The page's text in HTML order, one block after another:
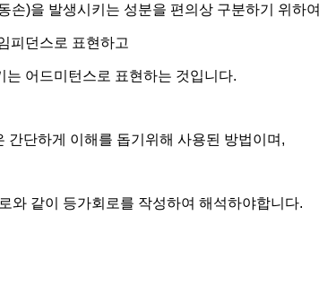
손)을 발생시키는 성분을 편의상 구분하기 위하여
피던스로 표현하고
어드미턴스로 표현하는 것입니다.
간단하게 이해를 돕기위해 사용된 방법이며,
와 같이 등가회로를 작성하여 해석하야합니다.